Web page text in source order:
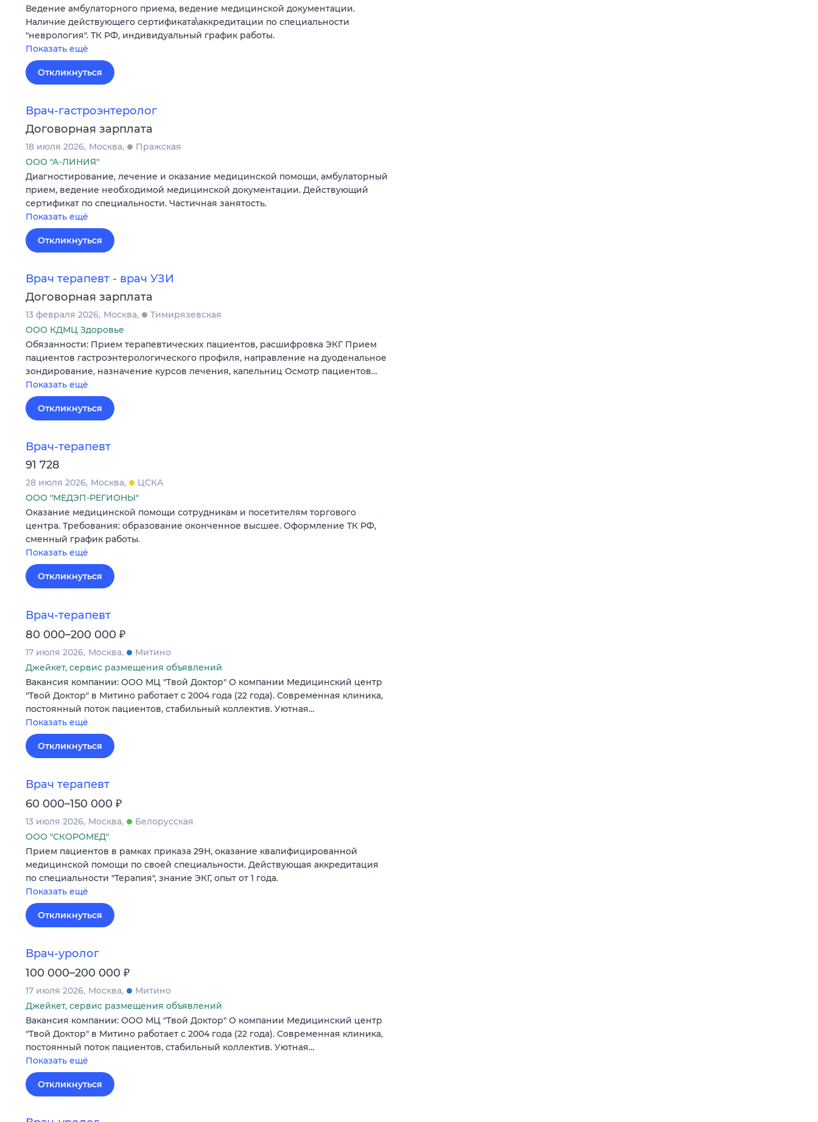
Ведение амбулаторного приема, ведение медицинской документации.
Наличие действующего сертификата\аккредитации по специальности
"неврология". ТК РФ, индивидуальный график работы.
Показать ещё
Откликнуться
Врач-гастроэнтеролог
Договорная зарплата
18 июля 2026 Москва
Пражская
ООО "А-ЛИНИЯ"
Диагностирование, лечение и оказание медицинской помощи, амбулаторный
прием, ведение необходимой медицинской документации. Действующий
сертификат по специальности. Частичная занятость.
Показать ещё
Откликнуться
Врач терапевт - врач УЗИ
Договорная зарплата
13 февраля 2026 Москва
Тимирязевская
ООО КДМЦ Здоровье
Обязанности: Прием терапевтических пациентов, расшифровка ЭКГ Прием
пациентов гастроэнтерологического профиля, направление на дуоденальное
зондирование, назначение курсов лечения, капельниц Осмотр пациентов…
Показать ещё
Откликнуться
Врач-терапевт
91 728
28 июля 2026 Москва
ЦСКА
ООО "МЕДЭП-РЕГИОНЫ"
Оказание медицинской помощи сотрудникам и посетителям торгового
центра. Требования: образование оконченное высшее. Оформление ТК РФ,
сменный график работы.
Показать ещё
Откликнуться
Врач-терапевт
80 000–200 000 ₽
17 июля 2026 Москва
Митино
Джейкет, сервис размещения объявлений
Вакансия компании: ООО МЦ "Твой Доктор" О компании Медицинский центр
"Твой Доктор" в Митино работает с 2004 года (22 года). Современная клиника,
постоянный поток пациентов, стабильный коллектив. Уютная…
Показать ещё
Откликнуться
Врач терапевт
60 000–150 000 ₽
13 июля 2026 Москва
Белорусская
ООО "СКОРОМЕД"
Прием пациентов в рамках приказа 29Н, оказание квалифицированной
медицинской помощи по своей специальности. Действующая аккредитация
по специальности "Терапия", знание ЭКГ, опыт от 1 года.
Показать ещё
Откликнуться
Врач-уролог
100 000–200 000 ₽
17 июля 2026 Москва
Митино
Джейкет, сервис размещения объявлений
Вакансия компании: ООО МЦ "Твой Доктор" О компании Медицинский центр
"Твой Доктор" в Митино работает с 2004 года (22 года). Современная клиника,
постоянный поток пациентов, стабильный коллектив. Уютная…
Показать ещё
Откликнуться